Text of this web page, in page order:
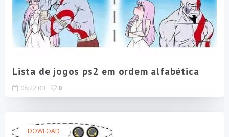
Lista de jogos ps2 em ordem alfabética
08:22:00 0
DOWLOAD